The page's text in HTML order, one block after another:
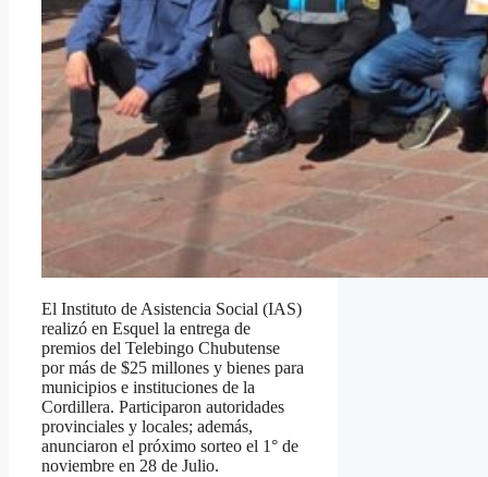
El Instituto de Asistencia Social (IAS)
realizó en Esquel la entrega de
premios del Telebingo Chubutense
por más de $25 millones y bienes para
municipios e instituciones de la
Cordillera. Participaron autoridades
provinciales y locales; además,
anunciaron el próximo sorteo el 1° de
noviembre en 28 de Julio.